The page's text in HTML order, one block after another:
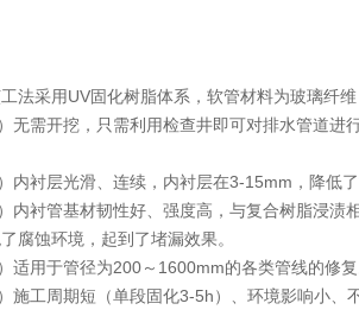
用UV固化树脂体系，软管材料为玻璃纤维
需开挖，只需利用检查井即可对排水管道进
衬层光滑、连续，内衬层在3-15mm，降低了
衬管基材韧性好、强度高，与复合树脂浸渍
腐蚀环境，起到了堵漏效果。
用于管径为200～1600mm的各类管线的修复
工周期短（单段固化3-5h）、环境影响小、不